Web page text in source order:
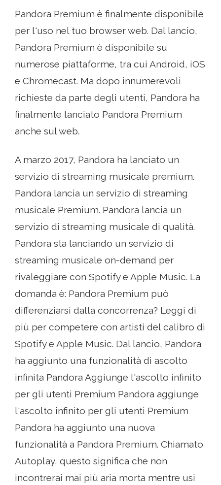
Pandora Premium è finalmente disponibile
per l'uso nel tuo browser web. Dal lancio,
Pandora Premium è disponibile su
numerose piattaforme, tra cui Android, iOS
e Chromecast. Ma dopo innumerevoli
richieste da parte degli utenti, Pandora ha
finalmente lanciato Pandora Premium
anche sul web.
A marzo 2017, Pandora ha lanciato un
servizio di streaming musicale premium.
Pandora lancia un servizio di streaming
musicale Premium. Pandora lancia un
servizio di streaming musicale di qualità.
Pandora sta lanciando un servizio di
streaming musicale on-demand per
rivaleggiare con Spotify e Apple Music. La
domanda è: Pandora Premium può
differenziarsi dalla concorrenza? Leggi di
più per competere con artisti del calibro di
Spotify e Apple Music. Dal lancio, Pandora
ha aggiunto una funzionalità di ascolto
infinita Pandora Aggiunge l'ascolto infinito
per gli utenti Premium Pandora aggiunge
l'ascolto infinito per gli utenti Premium
Pandora ha aggiunto una nuova
funzionalità a Pandora Premium. Chiamato
Autoplay, questo significa che non
incontrerai mai più aria morta mentre usi